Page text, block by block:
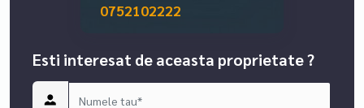
0752102222
Esti interesat de aceasta proprietate ?